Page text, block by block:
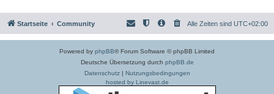
Startseite Community Alle Zeiten sind UTC+02:00
Powered by phpBB® Forum Software © phpBB Limited
Deutsche Übersetzung durch phpBB.de
Datenschutz| Nutzungsbedingungen
hosted by Linevast.de